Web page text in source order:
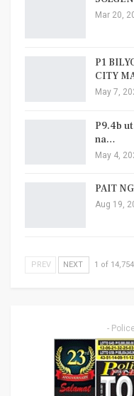
Mar 20,
P1
CITY
May 7,
P9.4b
na…
May 4,
PAIT
Aug 19,
PREV NEXT 1 of 14,754
-